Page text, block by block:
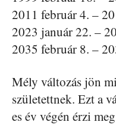
2011 február 4. –
2023 január 22. –
2035 február 8. –
Mély változás jön
születettnek. Ezt a
es év végén érzi